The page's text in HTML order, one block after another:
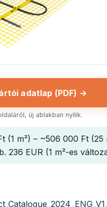
adatlap (PDF) →
új ablakban nyílik.
(1 m²) – ~506 000 Ft (25
236 EUR (1 m²-es